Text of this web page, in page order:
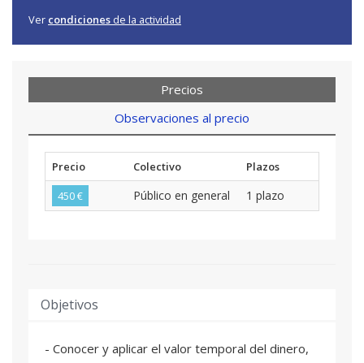
Ver condiciones de la actividad
Precios
Observaciones al precio
Precio Colectivo
Plazos
450 €
Público en general 1 plazo
Objetivos
- Conocer y aplicar el valor temporal del dinero,